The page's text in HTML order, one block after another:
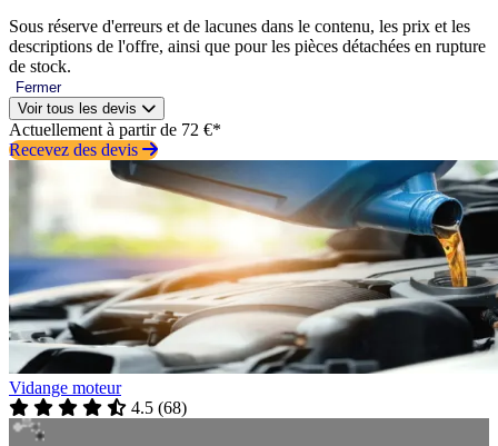
Sous réserve d'erreurs et de lacunes dans le contenu, les prix et les
descriptions de l'offre, ainsi que pour les pièces détachées en rupture
de stock.
Fermer
Voir tous les devis
Actuellement à partir de 72 €*
Recevez des devis
Vidange moteur
4.5 (68)